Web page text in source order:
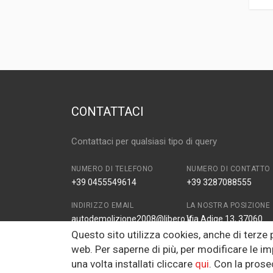
CONTATTACI
Contattaci per qualsiasi tipo di query
NUMERO DI TELEFONO
+39 0455549614
NUMERO DI CONTATTO
+39 3287088555
INDIRIZZO EMAIL
autodemolizione2008@libero.it
LA NOSTRA POSIZIONE
Via Adige 13, 37060
Zona Industriale
FAX
Questo sito utilizza cookies, anche di
web. Per saperne di più, per modificare le
una volta installati cliccare qui. Con la